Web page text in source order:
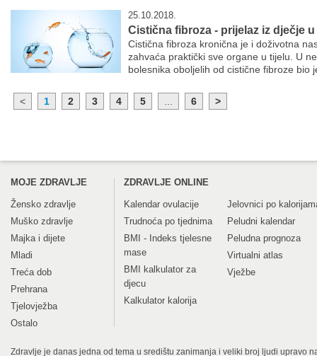
25.10.2018.
Cistična fibroza - prijelaz iz dječje
Cistična fibroza kronična je i doživotna
zahvaća praktički sve organe u tijelu. U
bolesnika oboljelih od cistične fibroze bio
< 1 2 3 4 5 6 >
MOJE ZDRAVLJE
Žensko zdravlje
Muško zdravlje
Majka i dijete
Mladi
Treća dob
Prehrana
Tjelovježba
Ostalo
ZDRAVLJE ONLINE
Kalendar ovulacije
Trudnoća po tjednima
BMI - Indeks tjelesne
mase
BMI kalkulator za
djecu
Kalkulator kalorija
Jelovnici po
Peludni kalendar
Peludna prognoza
Virtualni atlas
Vježbe
Zdravlje je danas jedna od tema u središtu zanimanja i veliki broj ljudi upravo